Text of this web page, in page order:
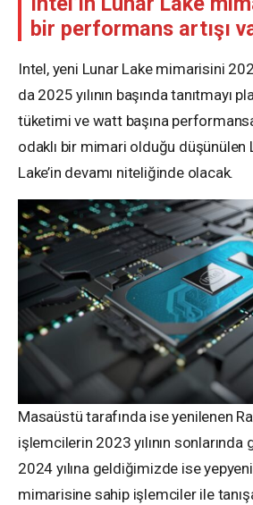
bir performans artışı
Intel, yeni Lunar Lake mimarisini
da 2025 yılının başında tanıtmayı
tüketimi ve watt başına
odaklı bir mimari olduğu düşünülen
Lake’in devamı niteliğinde olacak.
Masaüstü tarafında ise yenilenen
işlemcilerin 2023 yılının
2024 yılına geldiğimizde ise
mimarisine sahip işlemciler ile